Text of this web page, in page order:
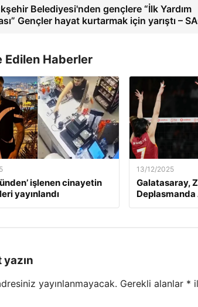
Belediyesi'nden gençlere “İlk Yardım
Gençler hayat kurtarmak için yarıştı –
Edilen Haberler
işlenen cinayetin
yayınlandı
13/12/2025
Galatasaray,
Deplasmanda
yazın
yayınlanmayacak. Gerekli alanlar *